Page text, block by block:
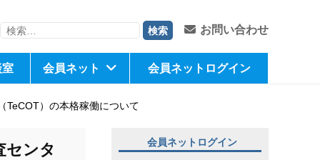
検
お問い合わせ
会員ネット 会員ネットログイン
TeCOT）の本格稼働について
センタ 会員ネットログイン